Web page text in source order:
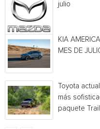
julio
KIA
MES DE
Toyota
más
paquete